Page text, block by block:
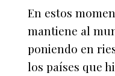
En estos
mantiene al
poniendo en
los países que